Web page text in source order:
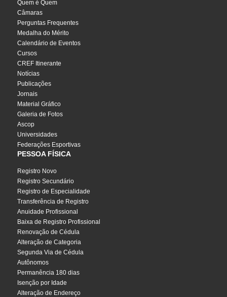
Quem é Quem
Câmaras
Perguntas Frequentes
Medalha do Mérito
Calendário de Eventos
Cursos
CREF Itinerante
Notícias
Publicações
Jornais
Material Gráfico
Galeria de Fotos
Ascop
Universidades
Federações Esportivas
PESSOA FÍSICA
Registro Novo
Registro Secundário
Registro de Especialidade
Transferência de Registro
Anuidade Profissional
Baixa de Registro Profissional
Renovação de Cédula
Alteração de Categoria
Segunda Via de Cédula
Autônomos
Permanência 180 dias
Isenção por Idade
Alteração de Endereço